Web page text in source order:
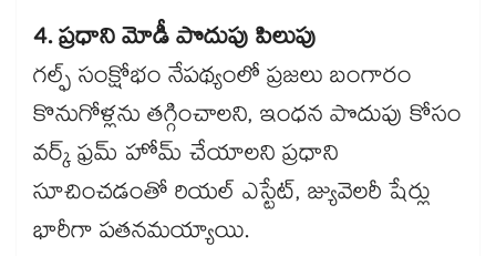
4. ప్రధాని మోడీ పొదుపు పిలుపు
గల్ఫ్ సంక్షోభం నేపథ్యంలో ప్రజలు బంగారం
కొనుగోళ్లను తగ్గించాలని, ఇంధన పొదుపు కోసం
వర్క్ ఫ్రమ్ హోమ్ చేయాలని ప్రధాని
సూచించడంతో రియల్ ఎస్టేట్, జ్యువెలరీ షేర్లు
భారీగా పతనమయ్యాయి.